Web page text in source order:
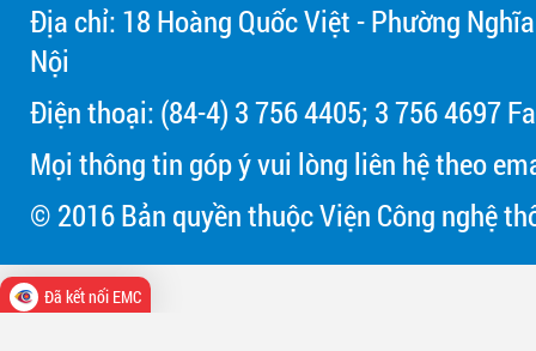
Địa chỉ: 18 Hoàng Quốc Việt - Phường
Nội
Điện thoại: (84-4) 3 756 4405; 3 756 4697
Mọi thông tin góp ý vui lòng liên hệ theo
© 2016 Bản quyền thuộc Viện Công nghệ
Đã kết nối EMC